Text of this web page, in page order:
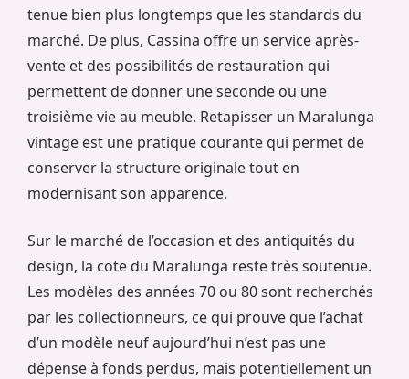
tenue bien plus longtemps que les standards du
marché. De plus, Cassina offre un service après-
vente et des possibilités de restauration qui
permettent de donner une seconde ou une
troisième vie au meuble. Retapisser un Maralunga
vintage est une pratique courante qui permet de
conserver la structure originale tout en
modernisant son apparence.
Sur le marché de l’occasion et des antiquités du
design, la cote du Maralunga reste très soutenue.
Les modèles des années 70 ou 80 sont recherchés
par les collectionneurs, ce qui prouve que l’achat
d’un modèle neuf aujourd’hui n’est pas une
dépense à fonds perdus, mais potentiellement un